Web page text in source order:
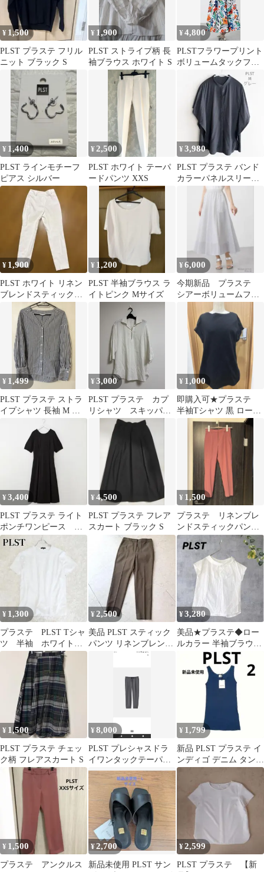
¥ 1,500
PLST プラステ フリル
ニット ブラック S
¥ 1,900
PLST ストライプ柄 長
袖ブラウス ホワイト S
¥4,800
PLSTフラワープリント
ボリュームタックフレ
アスカート
¥ 1,400
PLST ラインモチーフ
ピアス シルバー
¥ 2,500
PLST ホワイト テーパ
ードパンツ XXS
¥3,980
PLST プラステ バンド
カラーパネルスリーブ
シャツ グレー M
¥ 1,900
PLST ホワイト リネン
ブレンドスティックパ
¥ 1,200
PLST 半袖ブラウス ラ
イトピンク Mサイズ
¥6,000
今期新品 プラステ
シアーボリュームフレ
ト M
¥ 1,499
PLST プラステ ストラ
イプシャツ 長袖 M ネ
¥3,000
PLST プラステ カプ
リシャツ スキッパー
シャツ ホワイト L リ
¥ 1,000
即購入可★プラステ
半袖Tシャツ 黒 ロール
アップ袖 S★
¥3,400
PLST プラステ ライト
ポンチワンピース M
サイズ ブラック
¥4,500
PLST プラステ フレア
スカート ブラック S
¥ 1,500
プラステ リネンブレ
ンドスティックパン
ツ XS
¥ 1,300
プラステ PLST Tシャ
ツ 半袖 ホワイト
無地 大人 シンプ
ル カジュアル
¥2,500
美品 PLST スティック
パンツ リネンブレンド
S ブラウン
¥3,280
美品★プラステ◆ロー
ルカラー 半袖ブラウス
フレンチスリーブ 白 S
カジュアル
¥ 1,500
PLST プラステ チェッ
ク柄 フレアスカート S
¥8,000
PLST プレシャスドラ
イワンタックテーパー
ドパンツ
¥ 1,799
新品 PLST プラステ イ
ンディゴ デニム タンク
トップ 2
¥ 1,500
プラステ アンクルス
¥2,700
新品未使用 PLST サン
¥2,599
PLST プラステ 【新